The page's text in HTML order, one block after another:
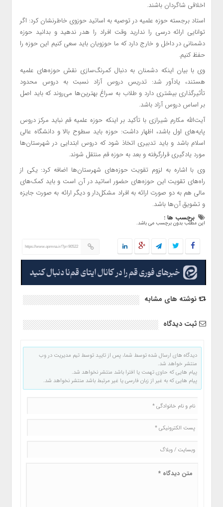
اخلاقی شاگردان باشند.
استاد برجسته حوزه علمیه در توصیه به اساتید حوزوی خاطرنشان کرد: اگر
توانایی ارائه درسی را ندارید وقت افراد را هدر ندهید و بدانید حوزه
دشمنانی در داخل و خارج دارد که ما حوزویان باید سعی کنیم این حوزه را
حفظ کنیم.
وی با بیان اینکه دشمنان به دنبال کمرنگ‌سازی نقش حوزه‌های علمیه
هستند، یادآور شد: تدریس دروس آزاد نسبت به دروس محدود
تأثیرگذاری بیشتری دارد و طلاب به سراغ بهترین‌ها می‌روند که باید اصل
بر اساس دروس آزاد باشد.
آیت‌الله مکارم شیرازی با تأکید بر اینکه حوزه علمیه قم نباید مرکز دروس
پایه‌های اول باشد، اظهار داشت: حوزه باید سطوح بالا و دانشگاه عالی
اسلام باشد و باید تدبیری اتخاذ شود که دروس ابتدایی در شهرستان‌ها
مورد یادگیری قرارگرفته و بعد به حوزه قم منتقل شوند.
وی با اشاره به لزوم تقویت حوزه‌های شهرستان‌ها اضافه کرد: یکی از
راه‌های تقویت این حوزه‌های حضور اساتید در آن است و باید کمک‌های
مالی هم به دو صورت ارائه به افراد مشکل‌دار و دیگر ارائه به صورت جایزه
و تشویق آن‌ها باشد.
برچسب ها :
این مطلب بدون برچسب می باشد.
https://www.qomna.ir/?p=90522
نوشته های مشابه
ثبت دیدگاه
دیدگاه های ارسال شده توسط شما، پس از تایید توسط تیم مدیریت در وب
منتشر خواهد شد.
پیام هایی که حاوی تهمت یا افترا باشد منتشر نخواهد شد.
پیام هایی که به غیر از زبان فارسی یا غیر مرتبط باشد منتشر نخواهد شد.